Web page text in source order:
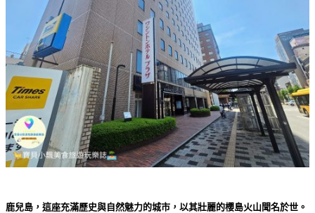
鹿兒島，這座充滿歷史與自然魅力的城市，以其壯麗的櫻島火山聞名於世。